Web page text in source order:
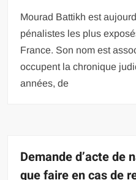
Mourad Battikh est
pénalistes les plus
France. Son nom est
occupent la chronique
années, de
Demande d’acte de
que faire en cas de